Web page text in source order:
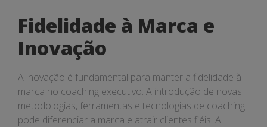
Fidelidade à Marca e
Inovação
A inovação é fundamental para manter a fidelidade à
marca no coaching executivo. A introdução de novas
metodologias, ferramentas e tecnologias de coaching
pode diferenciar a marca e atrair clientes fiéis. A